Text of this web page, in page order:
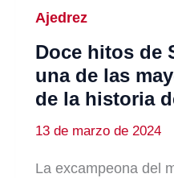
Ajedrez
Doce hitos de
una de las
de la historia
13 de marzo de 2024
La excampeona del